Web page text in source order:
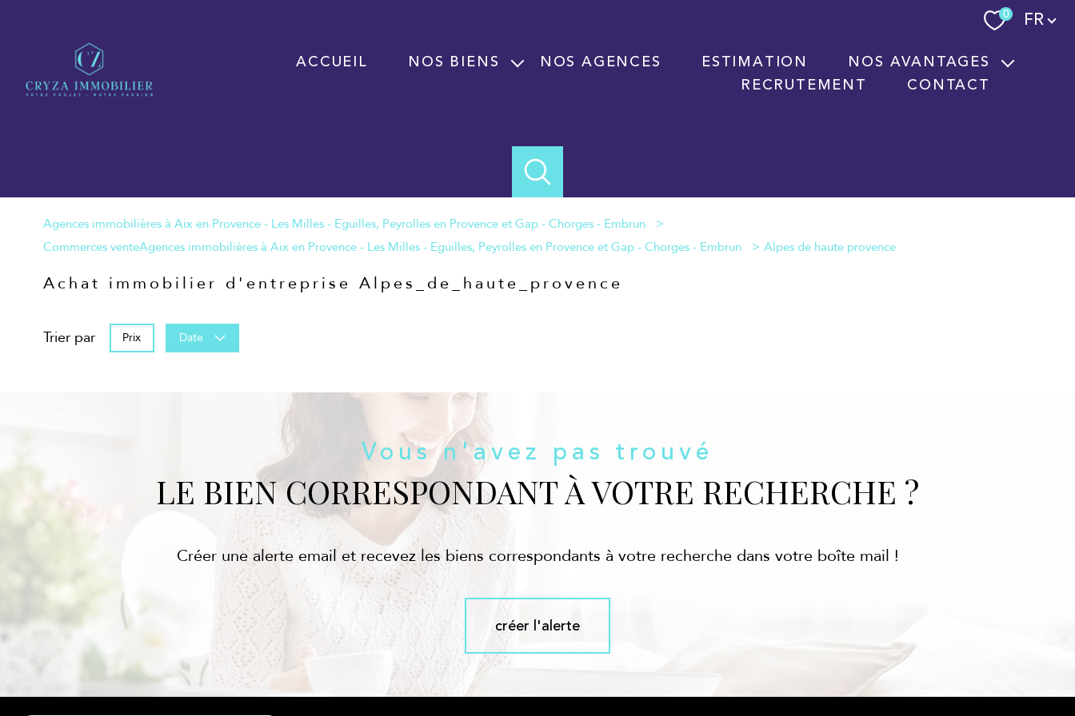
0 Langue
FR
ACCUEIL NOS BIENS
Immobilier professionnel Vente
Fond de commerce
NOS AGENCES ESTIMATION NOS AVANTAGES
RECRUTEMENT CONTACT
Commerces vente Alpes de haute provence
Achat immobilier d'entreprise Alpes_de_haute_provence
Trier par Prix Date
Vous n'avez pas trouvé
LE BIEN CORRESPONDANT À VOTRE RECHERCHE ?
Créer une alerte email et recevez les biens correspondants à votre recherche dans votre boîte mail !
créer l'alerte